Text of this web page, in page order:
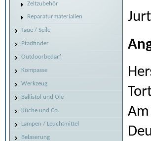
Zeltzubehör
Reparaturmaterialien
Taue / Seile
Pfadfinder
Outdoorbedarf
Kompasse
Werkzeug
Ballistol und Öle
Küche und Co.
Lampen / Leuchtmittel
Belaserung